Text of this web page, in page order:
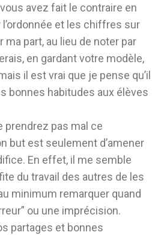
avez fait le contraire en
et les chiffres sur
ma part, au lieu de noter par
en gardant votre modèle,
il est vrai que je pense qu’il
bonnes habitudes aux élèves
prendrez pas mal ce
but est seulement d’amener
En effet, il me semble
du travail des autres de les
minimum remarquer quand
ou une imprécision.
partages et bonnes